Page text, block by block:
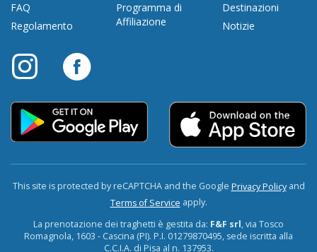
FAQ
Regolamento
Programma di
Affiliazione
Destinazioni
Notizie
This site is protected by reCAPTCHA and the Google Privacy Policyand
Terms of Service apply.
La prenotazione dei traghetti è gestita da: F&F srl, via Tosco
Romagnola, 1603 - Cascina (PI). P.I. 01279870495, sede iscritta alla
C.C.I.A. di Pisa al n. 137953.